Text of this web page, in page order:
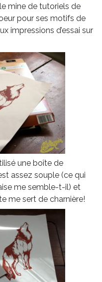
mine de tutoriels de
pour ses motifs de
impressions d’essai sur
une boîte de
assez souple (ce qui
me semble-t-il) et
me sert de charnière!